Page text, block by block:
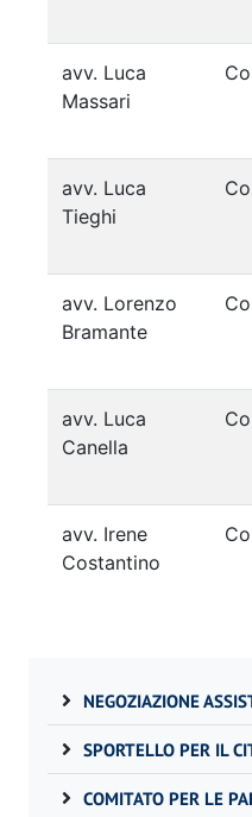
avv. Luca
Massari
avv. Luca
Tieghi
avv. Lorenzo
Bramante
avv. Luca
Canella
avv. Irene
Costantino
NEGOZIAZIONE
SPORTELLO PER IL
COMITATO PER LE